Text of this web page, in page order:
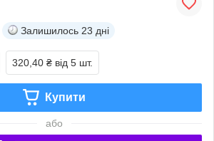
Залишилось 23 дні
320,40 ₴ від 5 шт.
Купити
або